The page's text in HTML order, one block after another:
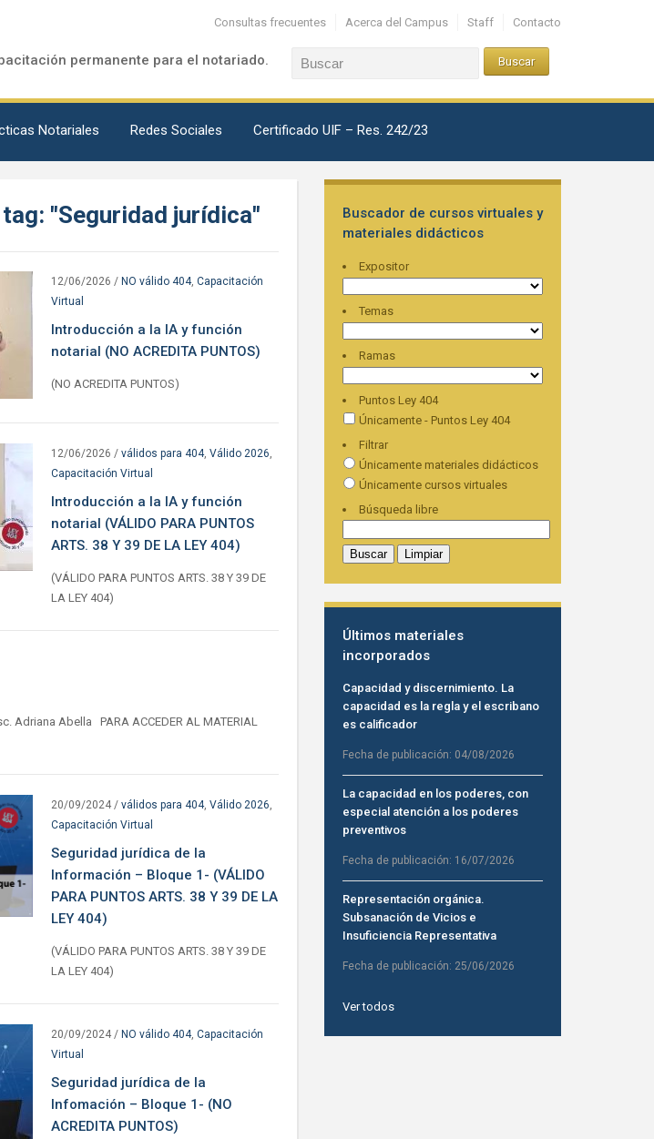
Consultas frecuentes Acerca del Campus Staff Contacto
permanente para el notariado.
Notariales Redes Sociales Certificado UIF – Res. 242/23
"Seguridad jurídica"
12/06/2026 / NO válido 404, Capacitación
Virtual
Introducción a la IA y función
notarial (NO ACREDITA PUNTOS)
(NO ACREDITA PUNTOS)
12/06/2026 / válidos para 404, Válido 2026,
Capacitación Virtual
Introducción a la IA y función
notarial (VÁLIDO PARA PUNTOS
ARTS. 38 Y 39 DE LA LEY 404)
(VÁLIDO PARA PUNTOS ARTS. 38 Y 39 DE
LA LEY 404)
Adriana Abella PARA ACCEDER AL MATERIAL
20/09/2024/ válidos para 404, Válido 2026,
Capacitación Virtual
Seguridad jurídica de la
Información – Bloque 1- (VÁLIDO
PARA PUNTOS ARTS. 38 Y 39 DE LA
LEY 404)
(VÁLIDO PARA PUNTOS ARTS. 38 Y 39 DE
LA LEY 404)
20/09/2024/ NO válido 404, Capacitación
Virtual
Seguridad jurídica de la
Infomación – Bloque 1- (NO
ACREDITA PUNTOS)
Buscador de cursos virtuales y
materiales didácticos
Expositor
Temas
Ramas
Puntos Ley 404
Únicamente - Puntos Ley 404
Filtrar
Únicamente materiales didácticos
Únicamente cursos virtuales
Búsqueda libre
Últimos materiales
incorporados
Capacidad y discernimiento. La
capacidad es la regla y el escribano
es calificador
Fecha de publicación: 04/08/2026
La capacidad en los poderes, con
especial atención a los poderes
preventivos
Fecha de publicación: 16/07/2026
Representación orgánica.
Subsanación de Vicios e
Insuficiencia Representativa
Fecha de publicación: 25/06/2026
Ver todos